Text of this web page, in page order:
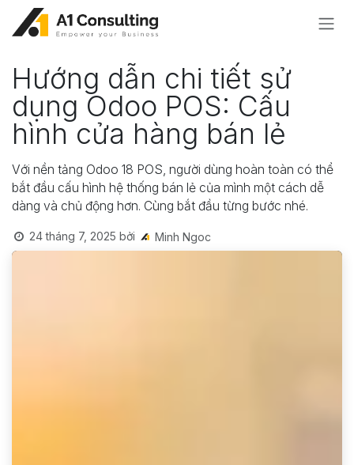
Bỏ qua để đến Nội dung
Hướng dẫn chi tiết sử
dụng Odoo POS: Cấu
hình cửa hàng bán lẻ
Với nền tảng Odoo 18 POS, người dùng hoàn toàn có thể
bắt đầu cấu hình hệ thống bán lẻ của mình một cách dễ
dàng và chủ động hơn. Cùng bắt đầu từng bước nhé.
24 tháng 7, 2025 bởi Minh Ngoc